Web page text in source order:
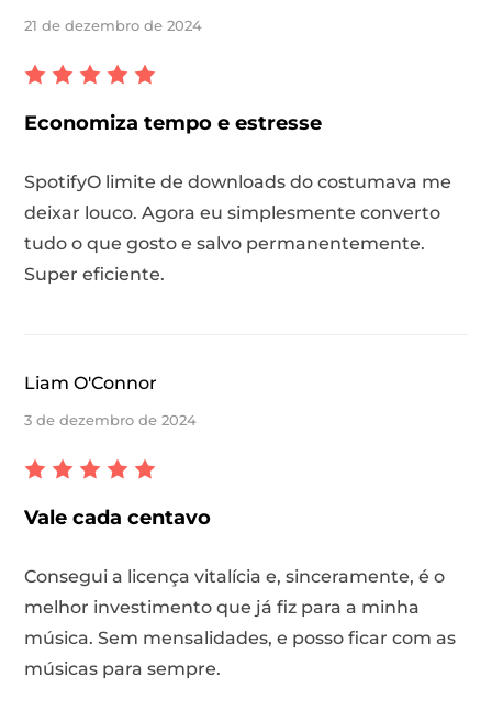
21 de dezembro de 2024
Economiza tempo e estresse
SpotifyO limite de downloads do costumava me
deixar louco. Agora eu simplesmente converto
tudo o que gosto e salvo permanentemente.
Super eficiente.
Liam O'Connor
3 de dezembro de 2024
Vale cada centavo
Consegui a licença vitalícia e, sinceramente, é o
melhor investimento que já fiz para a minha
música. Sem mensalidades, e posso ficar com as
músicas para sempre.